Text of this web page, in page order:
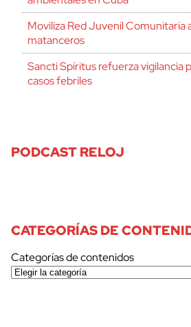
Moviliza Red Juvenil Comunitaria
matanceros
Sancti Spíritus refuerza vigilancia
casos febriles
PODCAST RELOJ
CATEGORÍAS DE
Categorías de contenidos